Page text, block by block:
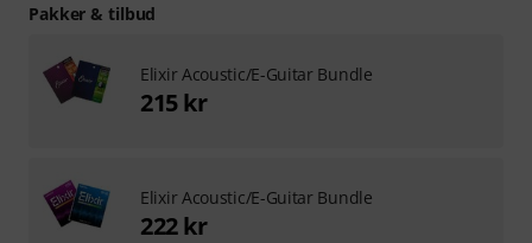
Pakker & tilbud
Elixir Acoustic/E-Guitar Bundle
215 kr
Elixir Acoustic/E-Guitar Bundle
222 kr